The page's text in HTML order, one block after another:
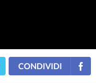
CONDIVIDI